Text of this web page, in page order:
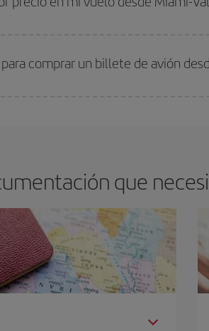
comprar un billete de avión
que